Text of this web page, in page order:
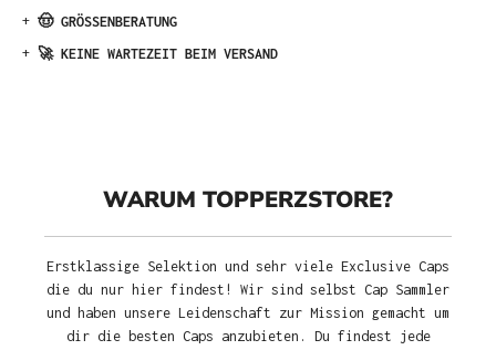
+ 🤠 GRÖSSENBERATUNG
+ 🚀 KEINE WARTEZEIT BEIM VERSAND
WARUM TOPPERZSTORE?
Erstklassige Selektion und sehr viele Exclusive Caps
die du nur hier findest! Wir sind selbst Cap Sammler
und haben unsere Leidenschaft zur Mission gemacht um
dir die besten Caps anzubieten. Du findest jede